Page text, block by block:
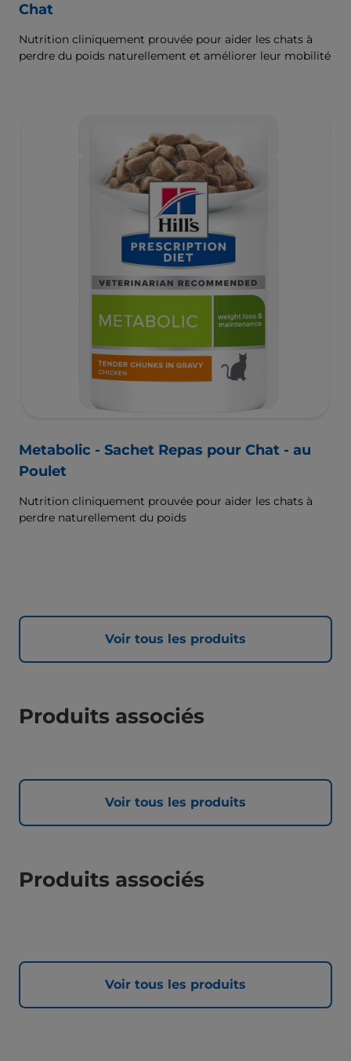
Chat
Nutrition cliniquement prouvée pour aider les chats à
perdre du poids naturellement et améliorer leur mobilité
Metabolic - Sachet Repas pour Chat - au
Poulet
Nutrition cliniquement prouvée pour aider les chats à
perdre naturellement du poids
Voir tous les produits
Produits associés
Voir tous les produits
Produits associés
Voir tous les produits